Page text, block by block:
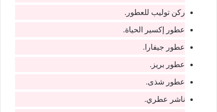
ركن توليب للعطور.
عطور إكسير الحياة.
عطور جيفارا.
عطور بريز.
عطور شذى.
ناشر عطري.